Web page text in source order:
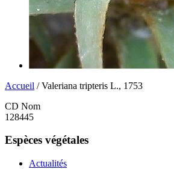
Accueil / Valeriana tripteris L., 1753
CD Nom
128445
Espèces végétales
Actualités